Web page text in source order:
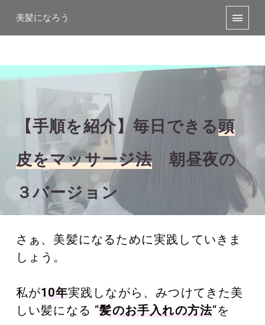
美髪になろう
【手順を紹介】毎日できる頭
皮をマッサージ法 朝昼夜の
３バージョン
さぁ、美髪になるために実践していきま
しょう。
私が10年実践しながら、みつけてきた美
しい髪になる “髪のお手入れの方法“を